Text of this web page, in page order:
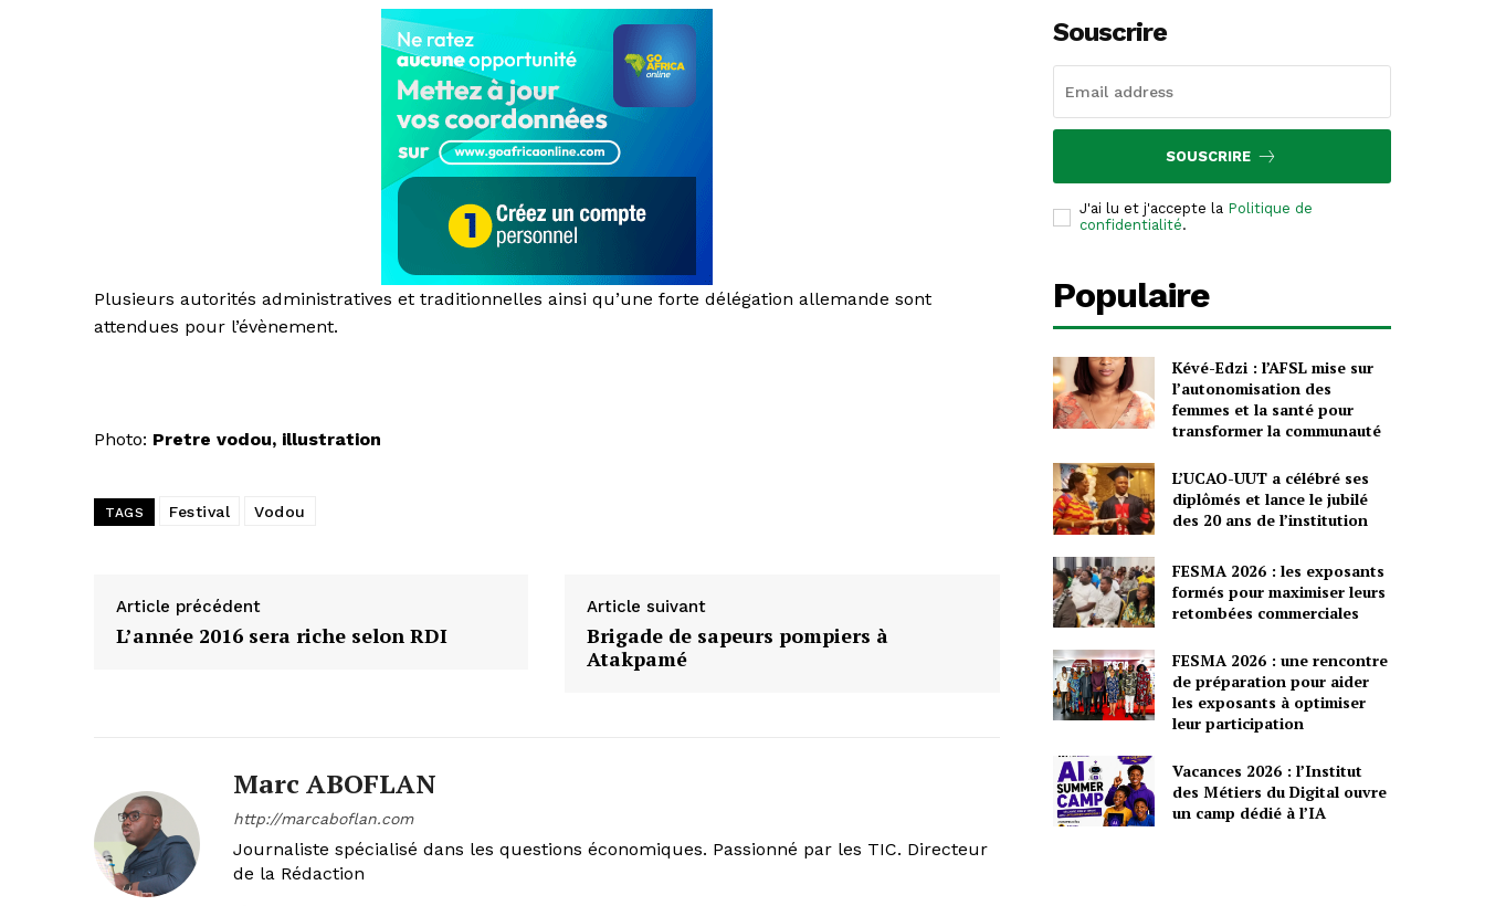
Plusieurs autorités administratives et traditionnelles ainsi qu’une forte délégation allemande sont
attendues pour l’évènement.
Photo: Pretre vodou, illustration
TAGS Festival Vodou
Article précédent
L’année 2016 sera riche selon RDI
Article suivant
Brigade de sapeurs pompiers à
Atakpamé
Marc ABOFLAN
http://marcaboflan.com
Journaliste spécialisé dans les questions économiques. Passionné par les TIC. Directeur
de la Rédaction
Souscrire
SOUSCRIRE
J'ai lu et j'accepte la Politique de
confidentialité.
Populaire
Kévé-Edzi : l’AFSL mise sur
l’autonomisation des
femmes et la santé pour
transformer la communauté
L’UCAO-UUT a célébré ses
diplômés et lance le jubilé
des 20 ans de l’institution
FESMA 2026 : les exposants
formés pour maximiser leurs
retombées commerciales
FESMA 2026 : une rencontre
de préparation pour aider
les exposants à optimiser
leur participation
Vacances 2026 : l’Institut
des Métiers du Digital ouvre
un camp dédié à l’IA